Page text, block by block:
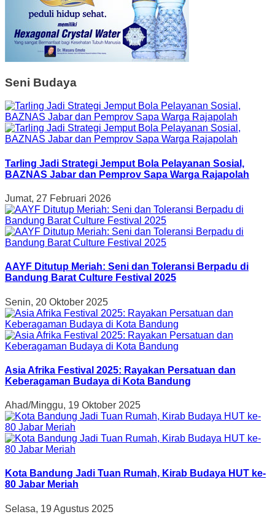
Seni Budaya
Tarling Jadi Strategi Jemput Bola Pelayanan Sosial,
BAZNAS Jabar dan Pemprov Sapa Warga Rajapolah
Jumat, 27 Februari 2026
AAYF Ditutup Meriah: Seni dan Toleransi Berpadu di
Bandung Barat Culture Festival 2025
Senin, 20 Oktober 2025
Asia Afrika Festival 2025: Rayakan Persatuan dan
Keberagaman Budaya di Kota Bandung
Ahad/Minggu, 19 Oktober 2025
Kota Bandung Jadi Tuan Rumah, Kirab Budaya HUT ke-
80 Jabar Meriah
Selasa, 19 Agustus 2025